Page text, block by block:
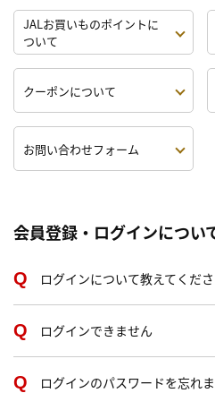
JALお買いものポイントに
ついて
クーポンについて
お問い合わせフォーム
会員登録・ログインについ
ログインについて教えてくだ
ログインできません
ログインのパスワードを忘れ